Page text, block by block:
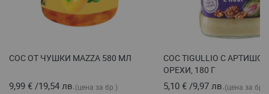
СОС ОТ ЧУШКИ MAZZA 580 МЛ
9,99 € /19,54 лв. (цена за бр.)
СОС TIGULLIO С
ОРЕХИ, 180 Г
5,10 €/9,97 лв. (цена за бр.)